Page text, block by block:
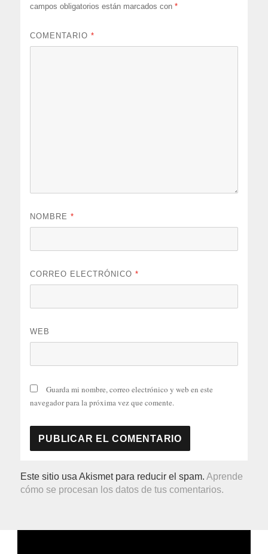
campos obligatorios están marcados con*
COMENTARIO*
NOMBRE*
CORREO ELECTRÓNICO*
WEB
Guarda mi nombre, correo electrónico y web en este
navegador para la próxima vez que comente.
Este sitio usa Akismet para reducir el spam.Aprende
cómo se procesan los datos de tus comentarios.